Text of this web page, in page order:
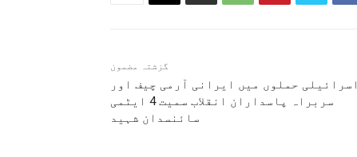
گزشتہ مضمون
اسرائیلی حملوں میں ایرانی آرمی چیف اور
سربراہ پاسداران انقلاب سمیت 4 ایٹمی
سائنسدان شہید